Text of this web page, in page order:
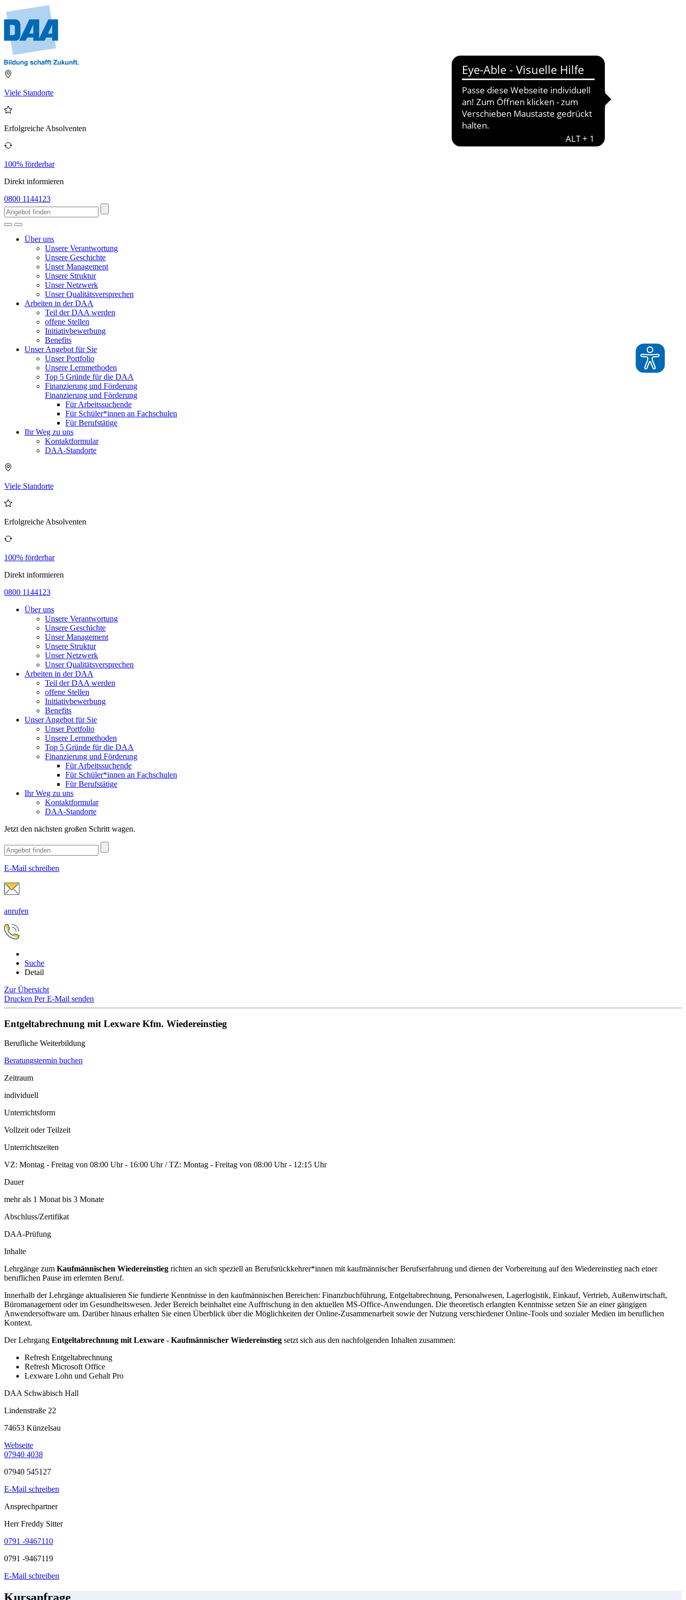
Viele Standorte
Erfolgreiche Absolventen
100% förderbar
Direkt informieren
0800 1144123
Über uns
Unsere Verantwortung
Unsere Geschichte
Unser Management
Unsere Struktur
Unser Netzwerk
Unser Qualitätsversprechen
Arbeiten in der DAA
Teil der DAA werden
offene Stellen
Initiativbewerbung
Benefits
Unser Angebot für Sie
Unser Portfolio
Unsere Lernmethoden
Top 5 Gründe für die DAA
Finanzierung und Förderung
Finanzierung und Förderung
Für Arbeitssuchende
Für Schüler*innen an Fachschulen
Für Berufstätige
Ihr Weg zu uns
Kontaktformular
DAA-Standorte
Viele Standorte
Erfolgreiche Absolventen
100% förderbar
Direkt informieren
0800 1144123
Über uns
Unsere Verantwortung
Unsere Geschichte
Unser Management
Unsere Struktur
Unser Netzwerk
Unser Qualitätsversprechen
Arbeiten in der DAA
Teil der DAA werden
offene Stellen
Initiativbewerbung
Benefits
Unser Angebot für Sie
Unser Portfolio
Unsere Lernmethoden
Top 5 Gründe für die DAA
Finanzierung und Förderung
Für Arbeitssuchende
Für Schüler*innen an Fachschulen
Für Berufstätige
Ihr Weg zu uns
Kontaktformular
DAA-Standorte
Jetzt den nächsten großen Schritt wagen.
E-Mail schreiben
anrufen
Suche
Detail
Zur Übersicht
Drucken Per E-Mail senden
Entgeltabrechnung mit Lexware Kfm. Wiedereinstieg
Berufliche Weiterbildung
Beratungstermin buchen
Zeitraum
individuell
Unterrichtsform
Vollzeit oder Teilzeit
Unterrichtszeiten
VZ: Montag - Freitag von 08:00 Uhr - 16:00 Uhr / TZ: Montag - Freitag von 08:00 Uhr - 12:15 Uhr
Dauer
mehr als 1 Monat bis 3 Monate
Abschluss/Zertifikat
DAA-Prüfung
Inhalte
Lehrgänge zum Kaufmännischen Wiedereinstieg richten an sich speziell an Berufsrückkehrer*innen mit kaufmännischer Berufserfahrung und dienen der Vorbereitung auf den Wiedereinstieg nach einer
beruflichen Pause im erlernten Beruf.
Innerhalb der Lehrgänge aktualisieren Sie fundierte Kenntnisse in den kaufmännischen Bereichen: Finanzbuchführung, Entgeltabrechnung, Personalwesen, Lagerlogistik, Einkauf, Vertrieb, Außenwirtschaft,
Büromanagement oder im Gesundheitswesen. Jeder Bereich beinhaltet eine Auffrischung in den aktuellen MS-Office-Anwendungen. Die theoretisch erlangten Kenntnisse setzen Sie an einer gängigen
Anwendersoftware um. Darüber hinaus erhalten Sie einen Überblick über die Möglichkeiten der Online-Zusammenarbeit sowie der Nutzung verschiedener Online-Tools und sozialer Medien im beruflichen
Kontext.
Der Lehrgang Entgeltabrechnung mit Lexware - Kaufmännischer Wiedereinstieg setzt sich aus den nachfolgenden Inhalten zusammen:
Refresh Entgeltabrechnung
Refresh Microsoft Office
Lexware Lohn und Gehalt Pro
DAA Schwäbisch Hall
Lindenstraße 22
74653 Künzelsau
Webseite
07940 4038
07940 545127
E-Mail schreiben
Ansprechpartner
Herr Freddy Sitter
0791 -9467110
0791 -9467119
E-Mail schreiben